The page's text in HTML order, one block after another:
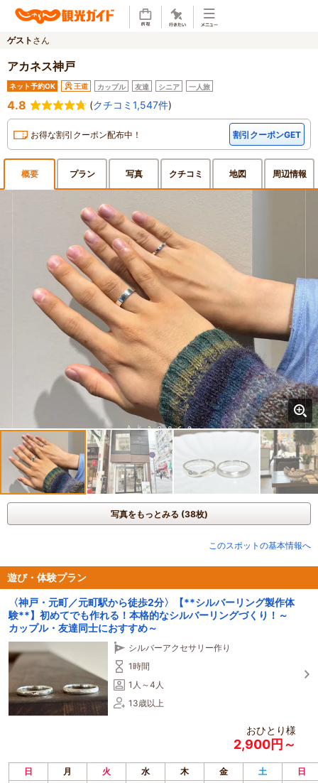
ゲスト さん
アカネス神戸
ネット予約OK 王道 カップル 友達 シニア 一人旅
4.8 (クチコミ1,547件)
お得な割引クーポン配布中！ 割引クーポンGET
概要 プラン 写真 クチコミ 地図 周辺情報
写真をもっとみる (38枚)
このスポットの基本情報へ
遊び・体験プラン
〈神戸・元町／元町駅から徒歩2分〉【**シルバーリング製作体
験**】初めてでも作れる！本格的なシルバーリングづくり！～
カップル・友達同士におすすめ～
シルバーアクセサリー作り
1時間
1人～4人
13歳以上
おひとり様
2,900円～
日 月 火 水 木 金 土
日